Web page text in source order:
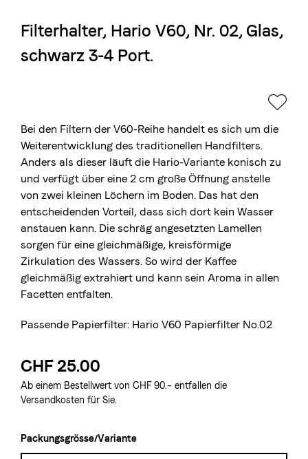
Die Berner Rösterei
Blasercafé
© 2026 Blasercafé AG
Filterhalter, Hario V60, Nr. 02, Glas,
schwarz 3-4 Port.
Bei den Filtern der V60-Reihe handelt es sich um die
Weiterentwicklung des traditionellen Handfilters.
Anders als dieser läuft die Hario-Variante konisch zu
und verfügt über eine 2 cm große Öffnung anstelle
von zwei kleinen Löchern im Boden. Das hat den
entscheidenden Vorteil, dass sich dort kein Wasser
anstauen kann. Die schräg angesetzten Lamellen
sorgen für eine gleichmäßige, kreisförmige
Zirkulation des Wassers. So wird der Kaffee
gleichmäßig extrahiert und kann sein Aroma in allen
Facetten entfalten.
Passende Papierfilter: Hario V60 Papierfilter No.02
CHF 25.00
Ab einem Bestellwert von CHF 90.– entfallen die
Versandkosten für Sie.
Packungsgrösse/Variante